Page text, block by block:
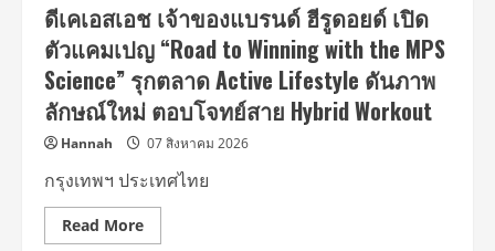
Forum
2026
เพื่อ
ขับ
เคลื่อน
การ
พัฒนา
เมือง
อย่าง
ยั่งยืน
ดีเคเอสเอช เจ้าของแบรนด์ ฮีรูดอยด์ เปิด
ตัวแคมเปญ “Road to Winning with the MPS
Science” รุกตลาด Active Lifestyle ดันภาพ
ลักษณ์ใหม่ ตอบโจทย์สาย Hybrid Workout
Hannah 07 สิงหาคม 2026
กรุงเทพฯ ประเทศไทย
Read MoreRead
more